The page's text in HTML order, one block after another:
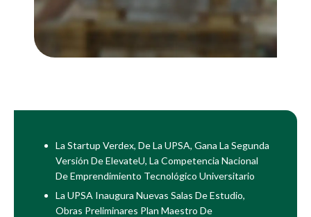
La Startup Verdex, De La UPSA, Gana La Segunda
Versión De ElevateU, La Competencia Nacional
De Emprendimiento Tecnológico Universitario
La UPSA Inaugura Nuevas Salas De Estudio,
Obras Preliminares Plan Maestro De